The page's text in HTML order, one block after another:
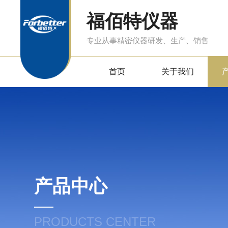
福佰特仪器
专业从事精密仪器研发、生产、销售
首页 关于我们
产品中心
PRODUCTS CENTER